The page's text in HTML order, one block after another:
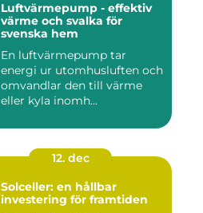
Luftvärmepump - effektiv
värme och svalka för
svenska hem
En luftvärmepump tar
energi ur utomhusluften och
omvandlar den till värme
eller kyla inomh...
12. dec
Solceller: en hållbar
investering för framtiden